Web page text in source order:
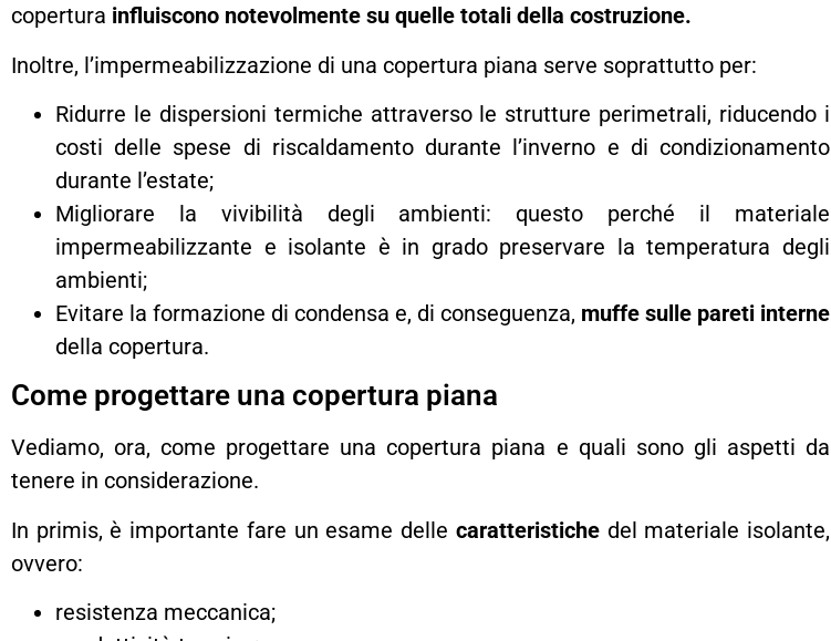
copertura influiscono notevolmente su quelle totali della costruzione.
Inoltre, l’impermeabilizzazione di una copertura piana serve soprattutto per:
Ridurre le dispersioni termiche attraverso le strutture perimetrali, riducendo i
costi delle spese di riscaldamento durante l’inverno e di condizionamento
durante l’estate;
Migliorare la vivibilità degli ambienti: questo perché il materiale
impermeabilizzante e isolante è in grado preservare la temperatura degli
ambienti;
Evitare la formazione di condensa e, di conseguenza, muffe sulle pareti interne
della copertura.
Come progettare una copertura piana
Vediamo, ora, come progettare una copertura piana e quali sono gli aspetti da
tenere in considerazione.
In primis, è importante fare un esame delle caratteristiche del materiale isolante,
ovvero:
resistenza meccanica;